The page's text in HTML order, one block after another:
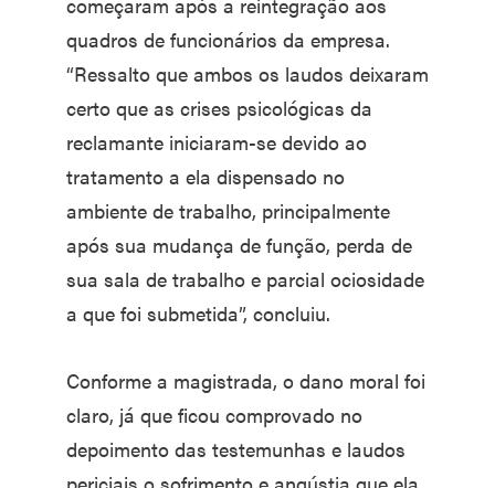
quadros de funcionários da empresa.
“Ressalto que ambos os laudos deixaram
certo que as crises psicológicas da
reclamante iniciaram-se devido ao
tratamento a ela dispensado no
ambiente de trabalho, principalmente
após sua mudança de função, perda de
sua sala de trabalho e parcial ociosidade
a que foi submetida”, concluiu.
Conforme a magistrada, o dano moral foi
claro, já que ficou comprovado no
depoimento das testemunhas e laudos